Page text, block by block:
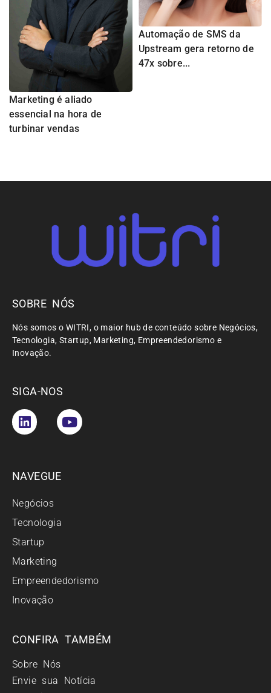
Marketing é aliado
essencial na hora de
turbinar vendas
Automação de SMS da
Upstream gera retorno de
47x sobre...
SOBRE NÓS
Nós somos o WITRI, o maior hub de conteúdo sobre Negócios,
Tecnologia, Startup, Marketing, Empreendedorismo e
Inovação.
SIGA-NOS
NAVEGUE
Negócios
Tecnologia
Startup
Marketing
Empreendedorismo
Inovação
CONFIRA TAMBÉM
Sobre Nós
Envie sua Notícia